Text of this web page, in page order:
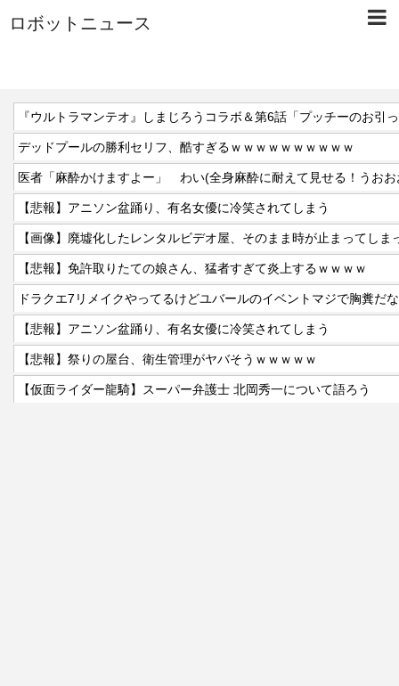
ロボットニュース
『ウルトラマンテオ』しまじろうコラボ＆第6話「プッチーのお引
デッドプールの勝利セリフ、酷すぎるｗｗｗｗｗｗｗｗｗｗ
医者「麻酔かけますよー」 わい(全身麻酔に耐えて見せる！うお
【悲報】アニソン盆踊り、有名女優に冷笑されてしまう
【画像】廃墟化したレンタルビデオ屋、そのまま時が止まってし
【悲報】免許取りたての娘さん、猛者すぎて炎上するｗｗｗｗ
ドラクエ7リメイクやってるけどユバールのイベントマジで胸糞だ
【悲報】アニソン盆踊り、有名女優に冷笑されてしまう
【悲報】祭りの屋台、衛生管理がヤバそうｗｗｗｗｗ
【仮面ライダー龍騎】スーパー弁護士 北岡秀一について語ろう